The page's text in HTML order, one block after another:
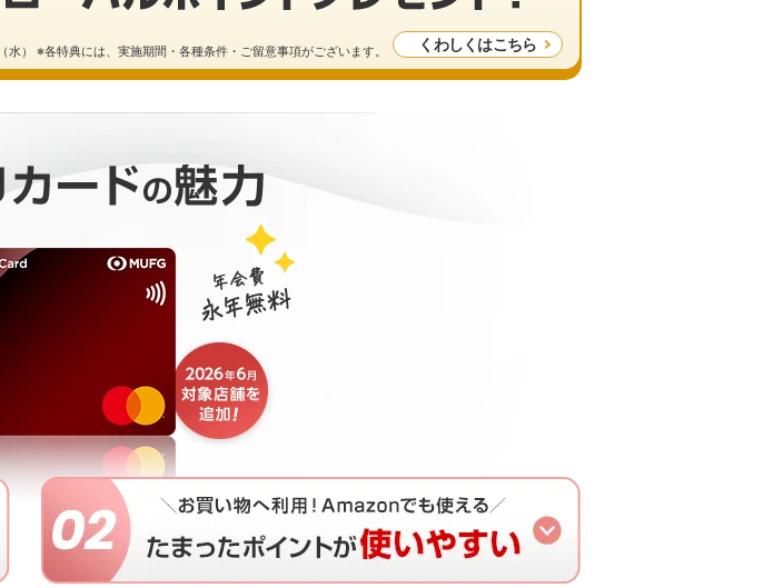
※各特典には、実施期間・各種条件・ご留意事項がございます。 くわしくはこちら